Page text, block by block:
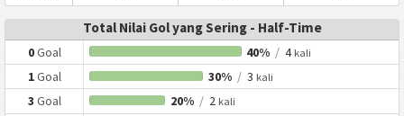
Total Nilai Gol yang Sering - Half-Time
0Goal 40% / 4 kali
1Goal 30% /3 kali
3 Goal 20% /2 kali